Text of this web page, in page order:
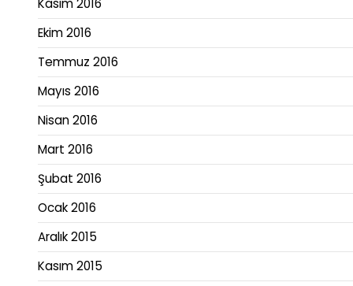
Kasım 2016
Ekim 2016
Temmuz 2016
Mayıs 2016
Nisan 2016
Mart 2016
Şubat 2016
Ocak 2016
Aralık 2015
Kasım 2015